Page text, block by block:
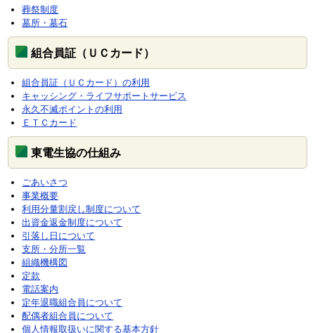
葬祭制度
墓所・墓石
組合員証（ＵＣカード）
組合員証（ＵＣカード）の利用
キャッシング・ライフサポートサービス
永久不滅ポイントの利用
ＥＴＣカード
東電生協の仕組み
ごあいさつ
事業概要
利用分量割戻し制度について
出資金返金制度について
引落し日について
支所・分所一覧
組織機構図
定款
電話案内
定年退職組合員について
配偶者組合員について
個人情報取扱いに関する基本方針